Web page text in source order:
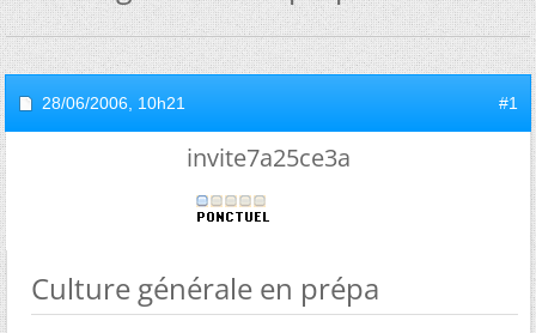
28/06/2006, 10h21 #1
invite7a25ce3a
Culture générale en prépa